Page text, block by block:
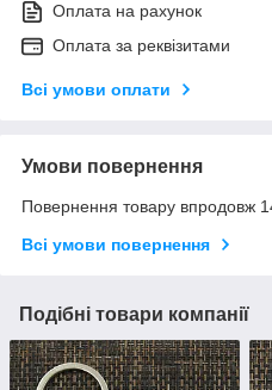
Оплата на рахунок
Оплата за реквізитами
Всі умови оплати
Умови повернення
Повернення товару впродовж
Всі умови повернення
Подібні товари компанії